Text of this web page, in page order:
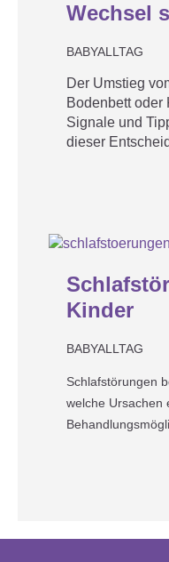
Wechsel
BABYALLTAG
Der Umstieg
Bodenbett oder
Signale und
dieser
MAR
Kinder
BABYALLTAG
Schlafstörungen
welche Ursachen